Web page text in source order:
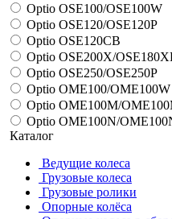
Optio OSE100/OSE100W
Optio OSE120/OSE120P
Optio OSE120CB
Optio OSE200X/
Optio OSE250/OSE250P
Optio OME100/OME100W
Optio OME100M/
Optio OME100N/
Каталог
Ведущие колеса
Грузовые колеса
Грузовые ролики
Опорные колёса